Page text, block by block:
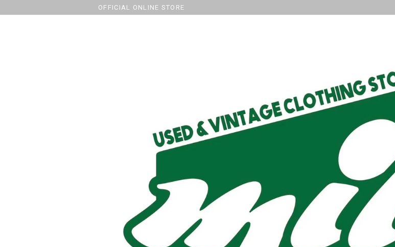
OFFICIAL ONLINE STORE